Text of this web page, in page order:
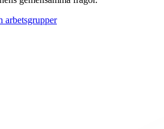
arbetsgrupper